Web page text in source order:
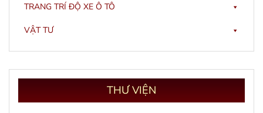
TRANG TRÍ ĐỘ XE Ô TÔ
VẬT TƯ
THƯVIỆN